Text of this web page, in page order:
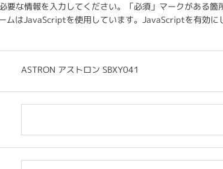
要な情報を入力してください。「必須」マークがある箇
ムはJavaScriptを使用しています。JavaScriptを有効に
ASTRON アストロン SBXY041